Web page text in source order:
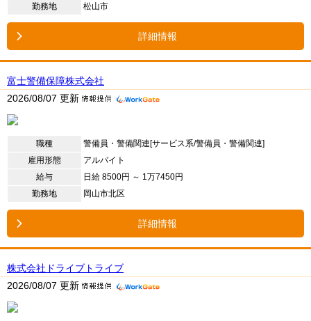
勤務地
松山市
詳細情報
富士警備保障株式会社
2026/08/07 更新
職種
警備員・警備関連[サービス系/警備員・警備関連]
雇用形態
アルバイト
給与
日給 8500円 ～ 1万7450円
勤務地
岡山市北区
詳細情報
株式会社ドライブトライブ
2026/08/07 更新